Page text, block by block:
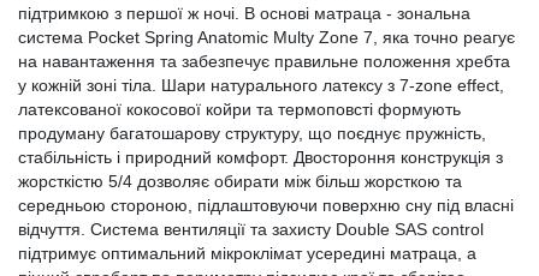
підтримкою з першої ж ночі. В основі матраца - зональна
система Pocket Spring Anatomic Multy Zone 7, яка точно реагує
на навантаження та забезпечує правильне положення хребта
у кожній зоні тіла. Шари натурального латексу з 7-zone effect,
латексованої кокосової койри та термоповсті формують
продуману багатошарову структуру, що поєднує пружність,
стабільність і природний комфорт. Двостороння конструкція з
жорсткістю 5/4 дозволяє обирати між більш жорсткою та
середньою стороною, підлаштовуючи поверхню сну під власні
відчуття. Система вентиляції та захисту Double SAS control
підтримує оптимальний мікроклімат усередині матраца, а